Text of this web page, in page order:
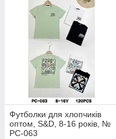
Футболки для хлопчиків
оптом, S&D, 8-16 років, №
PC-063